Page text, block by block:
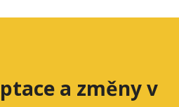
a změny v